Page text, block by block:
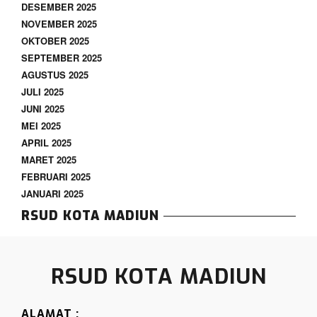
masyarakat yang lebih sehat dan sejahtera. Buku Profil
RSUD Kota Madiun Tahun 2026 dapat diakses pada
dokumen dibawah.
DESEMBER 2025
NOVEMBER 2025
OKTOBER 2025
SEPTEMBER 2025
AGUSTUS 2025
JULI 2025
JUNI 2025
MEI 2025
APRIL 2025
MARET 2025
FEBRUARI 2025
JANUARI 2025
RSUD KOTA MADIUN
RSUD KOTA MADIUN
ALAMAT :